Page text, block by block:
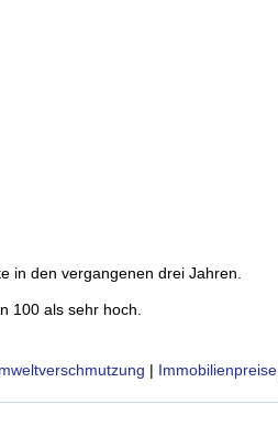
in den vergangenen drei Jahren.
100 als sehr hoch.
| Immobilienpreise